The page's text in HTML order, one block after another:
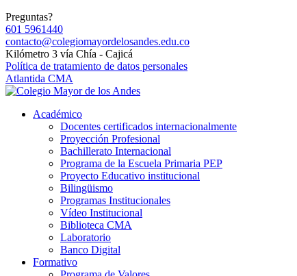
Preguntas?
601 5961440
contacto@colegiomayordelosandes.edu.co
Kilómetro 3 vía Chía - Cajicá
Política de tratamiento de datos personales
Atlantida CMA
Académico
Docentes certificados internacionalmente
Proyección Profesional
Bachillerato Internacional
Programa de la Escuela Primaria PEP
Proyecto Educativo institucional
Bilingüismo
Programas Institucionales
Vídeo Institucional
Biblioteca CMA
Laboratorio
Banco Digital
Formativo